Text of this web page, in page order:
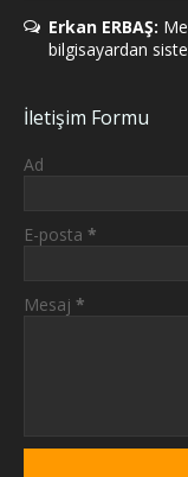
Erkan ERBAŞ:
bilgisayardan
İletişim Formu
Ad
E-posta *
Mesaj *